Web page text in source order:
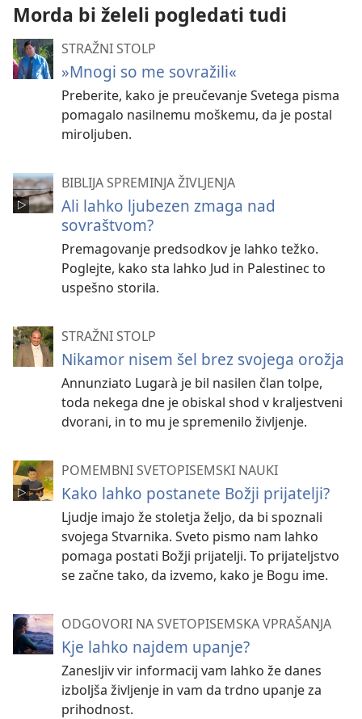
Morda bi želeli pogledati tudi
STRAŽNI STOLP
»Mnogi so me sovražili«
Preberite, kako je preučevanje Svetega pisma
pomagalo nasilnemu moškemu, da je postal
miroljuben.
BIBLIJA SPREMINJA ŽIVLJENJA
Ali lahko ljubezen zmaga nad
sovraštvom?
Premagovanje predsodkov je lahko težko.
Poglejte, kako sta lahko Jud in Palestinec to
uspešno storila.
STRAŽNI STOLP
Nikamor nisem šel brez svojega orožja
Annunziato Lugarà je bil nasilen član tolpe,
toda nekega dne je obiskal shod v kraljestveni
dvorani, in to mu je spremenilo življenje.
POMEMBNI SVETOPISEMSKI NAUKI
Kako lahko postanete Božji prijatelji?
Ljudje imajo že stoletja željo, da bi spoznali
svojega Stvarnika. Sveto pismo nam lahko
pomaga postati Božji prijatelji. To prijateljstvo
se začne tako, da izvemo, kako je Bogu ime.
ODGOVORI NA SVETOPISEMSKA VPRAŠANJA
Kje lahko najdem upanje?
Zanesljiv vir informacij vam lahko že danes
izboljša življenje in vam da trdno upanje za
prihodnost.